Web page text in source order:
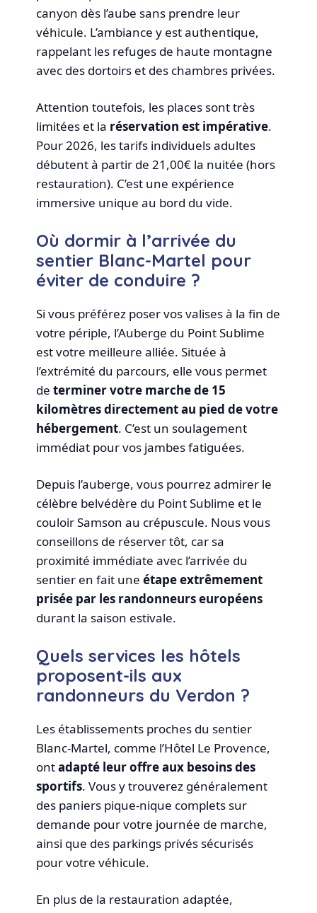
canyon dès l’aube sans prendre leur
véhicule. L’ambiance y est authentique,
rappelant les refuges de haute montagne
avec des dortoirs et des chambres privées.
Attention toutefois, les places sont très
limitées et la réservation est impérative.
Pour 2026, les tarifs individuels adultes
débutent à partir de 21,00€ la nuitée (hors
restauration). C’est une expérience
immersive unique au bord du vide.
Où dormir à l’arrivée du
sentier Blanc-Martel pour
éviter de conduire ?
Si vous préférez poser vos valises à la fin de
votre périple, l’Auberge du Point Sublime
est votre meilleure alliée. Située à
l’extrémité du parcours, elle vous permet
determiner votre marche de 15
kilomètres directement au pied de votre
hébergement. C’est un soulagement
immédiat pour vos jambes fatiguées.
Depuis l’auberge, vous pourrez admirer le
célèbre belvédère du Point Sublime et le
couloir Samson au crépuscule. Nous vous
conseillons de réserver tôt, car sa
proximité immédiate avec l’arrivée du
sentier en fait uneétape extrêmement
prisée par les randonneurs européens
durant la saison estivale.
Quels services les hôtels
proposent-ils aux
randonneurs du Verdon ?
Les établissements proches du sentier
Blanc-Martel, comme l’Hôtel Le Provence,
ontadapté leur offre aux besoins des
sportifs. Vous y trouverez généralement
des paniers pique-nique complets sur
demande pour votre journée de marche,
ainsi que des parkings privés sécurisés
pour votre véhicule.
En plus de la restauration adaptée,